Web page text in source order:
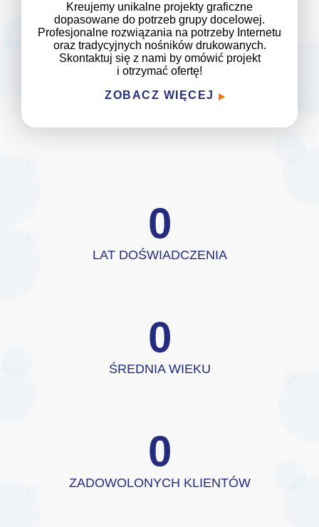
Kreujemy unikalne projekty graficzne
dopasowane do potrzeb grupy docelowej.
Profesjonalne rozwiązania na potrzeby Internetu
oraz tradycyjnych nośników drukowanych.
Skontaktuj się z nami by omówić projekt
i otrzymać ofertę!
ZOBACZ WIĘCEJ
0
LAT DOŚWIADCZENIA
0
ŚREDNIA WIEKU
0
ZADOWOLONYCH KLIENTÓW